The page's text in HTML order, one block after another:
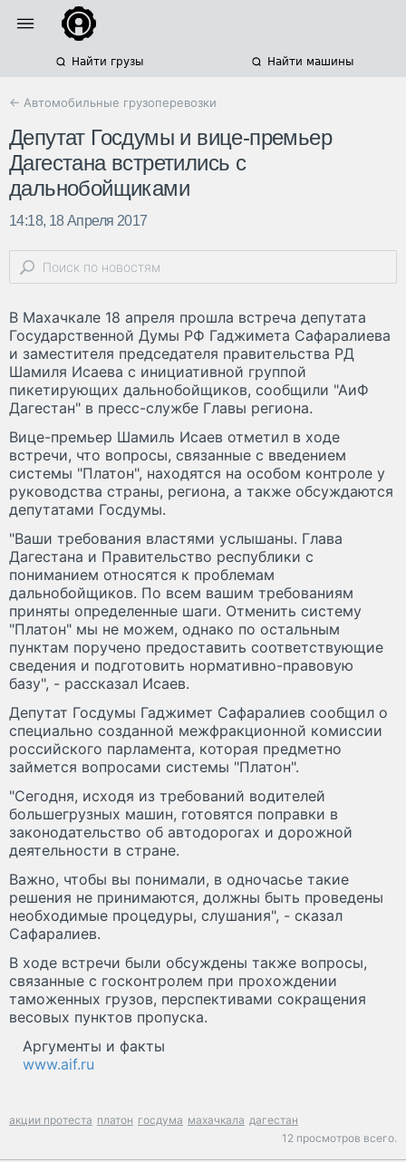
Найти грузы Найти машины
← Автомобильные грузоперевозки
Депутат Госдумы и вице-премьер
Дагестана встретились с
дальнобойщиками
14:18, 18 Апреля 2017
В Махачкале 18 апреля прошла встреча депутата
Государственной Думы РФ Гаджимета Сафаралиева
и заместителя председателя правительства РД
Шамиля Исаева с инициативной группой
пикетирующих дальнобойщиков, сообщили "АиФ
Дагестан" в пресс-службе Главы региона.
Вице-премьер Шамиль Исаев отметил в ходе
встречи, что вопросы, связанные с введением
системы "Платон", находятся на особом контроле у
руководства страны, региона, а также обсуждаются
депутатами Госдумы.
"Ваши требования властями услышаны. Глава
Дагестана и Правительство республики с
пониманием относятся к проблемам
дальнобойщиков. По всем вашим требованиям
приняты определенные шаги. Отменить систему
"Платон" мы не можем, однако по остальным
пунктам поручено предоставить соответствующие
сведения и подготовить нормативно-правовую
базу", - рассказал Исаев.
Депутат Госдумы Гаджимет Сафаралиев сообщил о
специально созданной межфракционной комиссии
российского парламента, которая предметно
займется вопросами системы "Платон".
"Сегодня, исходя из требований водителей
большегрузных машин, готовятся поправки в
законодательство об автодорогах и дорожной
деятельности в стране.
Важно, чтобы вы понимали, в одночасье такие
решения не принимаются, должны быть проведены
необходимые процедуры, слушания", - сказал
Сафаралиев.
В ходе встречи были обсуждены также вопросы,
связанные с госконтролем при прохождении
таможенных грузов, перспективами сокращения
весовых пунктов пропуска.
Аргументы и факты
www.aif.ru
акции протеста платон госдума махачкала дагестан
12 просмотров всего.